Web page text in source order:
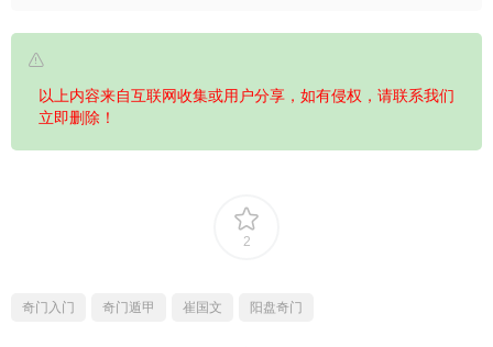
以上内容来自互联网收集或用户分享，如有侵权，请联系我们
立即删除！
2
奇门入门 奇门遁甲 崔国文 阳盘奇门